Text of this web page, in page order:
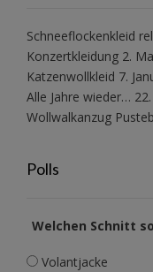
Schneeflockenkleid
Konzertkleidung 2.
Katzenwollkleid 7.
Alle Jahre wieder…
Wollwalkanzug
Polls
Welchen Schnitt
Volantjacke